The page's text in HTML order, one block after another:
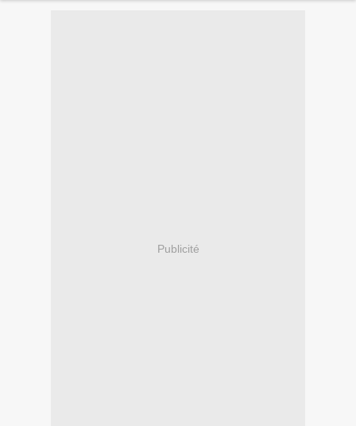
Publicité